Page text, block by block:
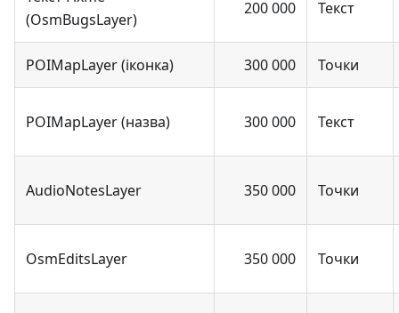
(OsmBugsLayer)
200 000 Текст
POIMapLayer (іконка) 300 000 Точки
POIMapLayer (назва) 300 000 Текст
AudioNotesLayer 350 000 Точки
OsmEditsLayer 350 000 Точки